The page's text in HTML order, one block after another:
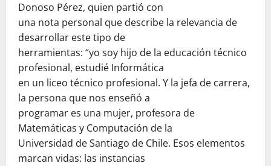
Donoso Pérez, quien partió con
una nota personal que describe la relevancia de
desarrollar este tipo de
herramientas: “yo soy hijo de la educación técnico
profesional, estudié Informática
en un liceo técnico profesional. Y la jefa de carrera,
la persona que nos enseñó a
programar es una mujer, profesora de
Matemáticas y Computación de la
Universidad de Santiago de Chile. Esos elementos
marcan vidas: las instancias